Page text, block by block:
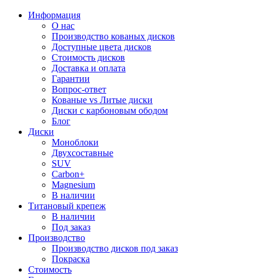
Информация
О нас
Производство кованых дисков
Доступные цвета дисков
Стоимость дисков
Доставка и оплата
Гарантии
Вопрос-ответ
Кованые vs Литые диски
Диски с карбоновым ободом
Блог
Диски
Моноблоки
Двухсоставные
SUV
Carbon+
Magnesium
В наличии
Титановый крепеж
В наличии
Под заказ
Производство
Производство дисков под заказ
Покраска
Стоимость